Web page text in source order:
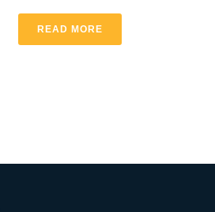
READ MORE